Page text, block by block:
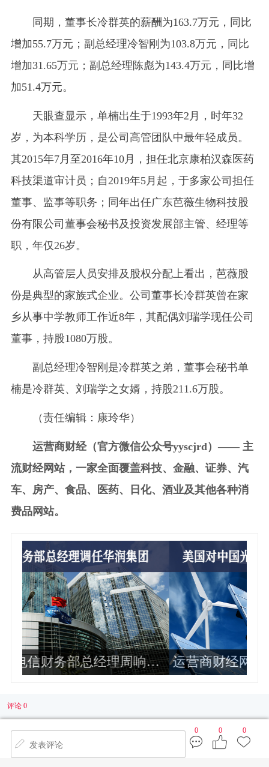
同期，董事长冷群英的薪酬为163.7万元，同比
增加55.7万元；副总经理冷智刚为103.8万元，同比
增加31.65万元；副总经理陈彪为143.4万元，同比增
加51.4万元。
天眼查显示，单楠出生于1993年2月，时年32
岁，为本科学历，是公司高管团队中最年轻成员。
其2015年7月至2016年10月，担任北京康柏汉森医药
科技渠道审计员；自2019年5月起，于多家公司担任
董事、监事等职务；同年出任广东芭薇生物科技股
份有限公司董事会秘书及投资发展部主管、经理等
职，年仅26岁。
从高管层人员安排及股权分配上看出，芭薇股
份是典型的家族式企业。公司董事长冷群英曾在家
乡从事中学教师工作近8年，其配偶刘瑞学现任公司
董事，持股1080万股。
副总经理冷智刚是冷群英之弟，董事会秘书单
楠是冷群英、刘瑞学之女婿，持股211.6万股。
（责任编辑：康玲华）
运营商财经（官方微信公众号yyscjrd）—— 主
流财经网站，一家全面覆盖科技、金融、证券、汽
车、房产、食品、医药、日化、酒业及其他各种消
费品网站。
运营商财经网康钊：美国对中国光伏
评论 0
0 0 0